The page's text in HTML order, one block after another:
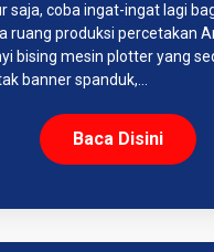
saja, coba ingat-ingat lagi
ruang produksi percetakan
bising mesin plotter yang
banner spanduk,…
Baca Disini